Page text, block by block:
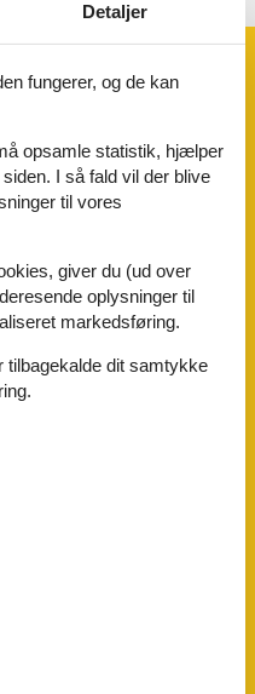
Detaljer
fungerer, og de kan
opsamle statistik, hjælper
I så fald vil der blive
til vores
giver du (ud over
oplysninger til
markedsføring.
dit samtykke